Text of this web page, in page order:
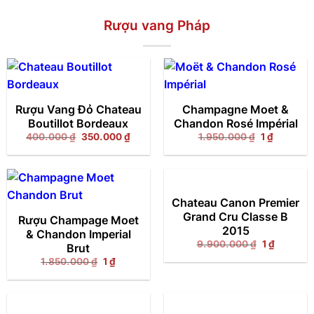
Rượu vang Pháp
Rượu Vang Đỏ Chateau
Boutillot Bordeaux
400.000₫ Giá
là:
350.000₫Giá
tại
Champagne Moet &
Chandon Rosé Impérial
1.950.000₫ Giá
gốc
là:
1 ₫Giá
hiện
tại
Rượu Champage Moet
& Chandon Imperial
Brut
1.850.000₫ Giá
gốc
là:
1₫Giá
tại
Chateau Canon Premier
Grand Cru Classe B
2015
9.900.000₫ Giá
gốc
là:
1 ₫Giá
hiện
tại